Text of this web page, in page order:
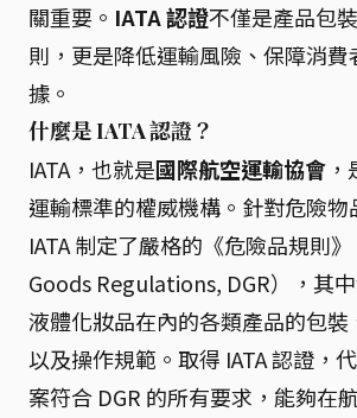
關重要。 IATA 認證不僅是產品包
則，更是降低運輸風險、保障消費
據。
什麼是 IATA 認證？
IATA，也就是國際航空運輸協會
運輸標準的權威機構。針對危險物
IATA 制定了嚴格的《危險品規則
Goods Regulations, DGR），其
液體化妝品在內的各類產品的包裝
以及操作規範。取得 IATA 認證，
案符合 DGR 的所有要求，能夠在